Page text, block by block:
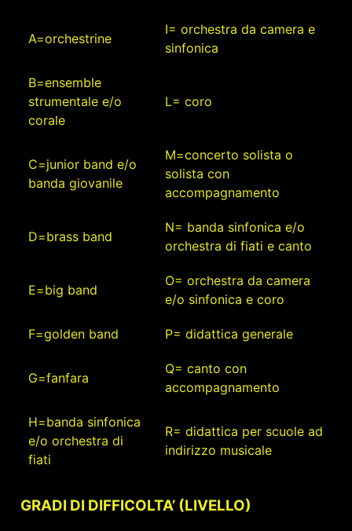
A=orchestrine
I= orchestra da camera e
sinfonica
B=ensemble
strumentale e/o
corale
L= coro
C=junior band e/o
banda giovanile
M=concerto solista o
solista con
accompagnamento
D=brass band
N= banda sinfonica e/o
orchestra di fiati e canto
E=big band
O= orchestra da camera
e/o sinfonica e coro
F=golden band P= didattica generale
G=fanfara
Q= canto con
accompagnamento
H=banda sinfonica
e/o orchestra di
fiati
R= didattica per scuole ad
indirizzo musicale
GRADI DI DIFFICOLTA’ (LIVELLO)